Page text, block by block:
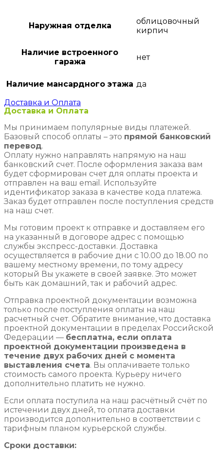
Наружная отделка
облицовочный
кирпич
Наличие встроенного
гаража
нет
Наличие мансардного этажа да
Доставка и Оплата
Доставка и Оплата
Мы принимаем популярные виды платежей.
Базовый способ оплаты – это прямой банковский
перевод.
Оплату нужно направлять напрямую на наш
банковский счет. После оформления заказа вам
будет сформирован счет для оплаты проекта и
отправлен на ваш email. Используйте
идентификатор заказа в качестве кода платежа.
Заказ будет отправлен после поступления средств
на наш счет.
Мы готовим проект к отправке и доставляем его
на указанный в договоре адрес с помощью
службы экспресс-доставки. Доставка
осуществляется в рабочие дни с 10.00 до 18.00 по
вашему местному времени, по тому адресу
который Вы укажете в своей заявке. Это может
быть как домашний, так и рабочий адрес.
Отправка проектной документации возможна
только после поступления оплаты на наш
расчетный счет. Обратите внимание, что доставка
проектной документации в пределах Российской
Федерации — бесплатна, если оплата
проектной документации произведена в
течение двух рабочих дней с момента
выставления счета. Вы оплачиваете только
стоимость самого проекта. Курьеру ничего
дополнительно платить не нужно.
Если оплата поступила на наш расчётный счёт по
истечении двух дней, то оплата доставки
производится дополнительно в соответствии с
тарифным планом курьерской службы.
Сроки доставки: